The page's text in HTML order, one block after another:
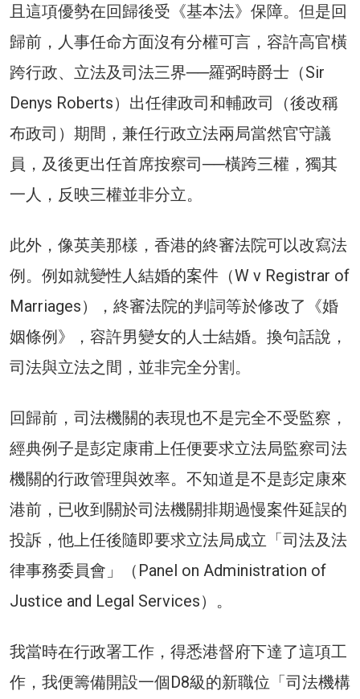
且這項優勢在回歸後受《基本法》保障。但是回
歸前，人事任命方面沒有分權可言，容許高官橫
跨行政、立法及司法三界──羅弼時爵士（Sir
Denys Roberts）出任律政司和輔政司（後改稱
布政司）期間，兼任行政立法兩局當然官守議
員，及後更出任首席按察司──橫跨三權，獨其
一人，反映三權並非分立。
此外，像英美那樣，香港的終審法院可以改寫法
例。例如就變性人結婚的案件（W v Registrar of
Marriages），終審法院的判詞等於修改了《婚
姻條例》，容許男變女的人士結婚。換句話說，
司法與立法之間，並非完全分割。
回歸前，司法機關的表現也不是完全不受監察，
經典例子是彭定康甫上任便要求立法局監察司法
機關的行政管理與效率。不知道是不是彭定康來
港前，已收到關於司法機關排期過慢案件延誤的
投訴，他上任後隨即要求立法局成立「司法及法
律事務委員會」（Panel on Administration of
Justice and Legal Services）。
我當時在行政署工作，得悉港督府下達了這項工
作，我便籌備開設一個D8級的新職位「司法機構